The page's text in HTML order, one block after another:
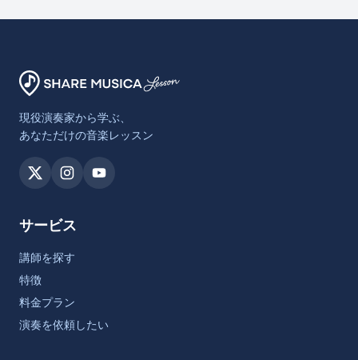
現役演奏家から学ぶ、
あなただけの音楽レッスン
サービス
講師を探す
特徴
料金プラン
演奏を依頼したい